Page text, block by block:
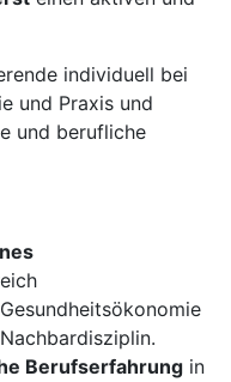
individuell bei
und Praxis und
und berufliche
Berufserfahrung in